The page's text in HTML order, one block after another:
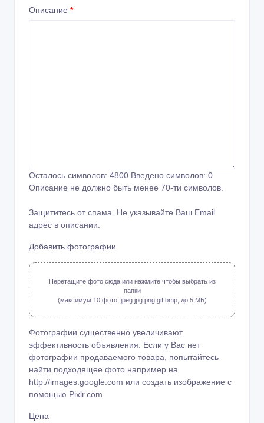
Описание *
Осталось символов: 4800 Введено символов: 0
Описание не должно быть менее 70-ти символов.
Защититесь от спама. Не указывайте Ваш Email
адрес в описании.
Добавить фотографии
Перетащите фото сюда или нажмите чтобы выбрать из
папки
(максимум 10 фото: jpeg jpg png gif bmp, до 5 МБ)
Фотографии существенно увеличивают
эффективность объявления. Если у Вас нет
фотографии продаваемого товара, попытайтесь
найти подходящее фото например на
http://images.google.com или создать изображение с
помощью Pixlr.com
Цена